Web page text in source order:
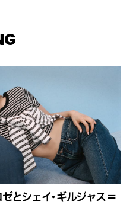
ゼとシェイ・ギルジャス＝